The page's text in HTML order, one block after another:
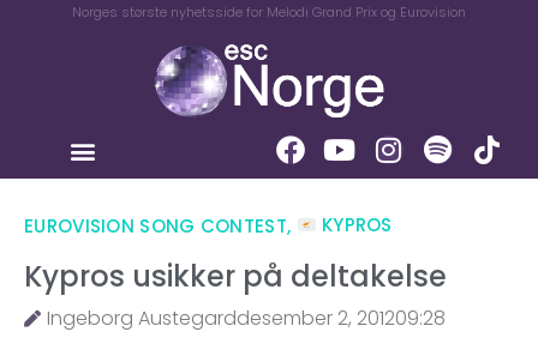
Norges største nyhetsside for Melodi Grand Prix og Eurovision
EUROVISION SONG CONTEST, KYPROS
Kypros usikker på deltakelse
Ingeborg Austegarddesember 2, 201209:28